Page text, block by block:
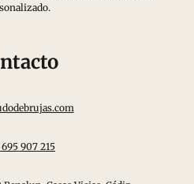
907 215